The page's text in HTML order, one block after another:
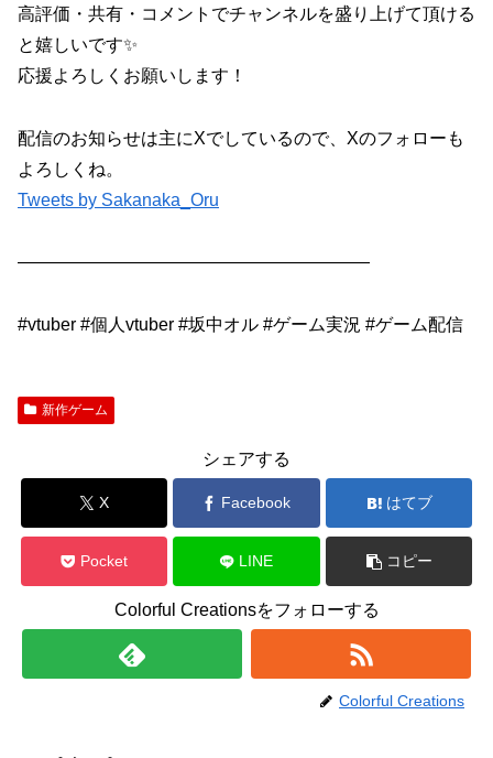
高評価・共有・コメントでチャンネルを盛り上げて頂ける
と嬉しいです✨
応援よろしくお願いします！
配信のお知らせは主にXでしているので、Xのフォローも
よろしくね。
Tweets by Sakanaka_Oru
――――――――――――――――――――
#vtuber #個人vtuber #坂中オル #ゲーム実況 #ゲーム配信
新作ゲーム
シェアする
X Facebook はてブ
Pocket LINE コピー
Colorful Creationsをフォローする
Colorful Creations